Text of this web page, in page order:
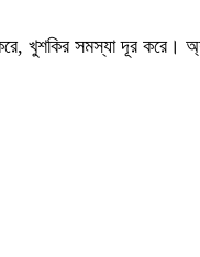
খুশকির সমস্যা দূর করে।